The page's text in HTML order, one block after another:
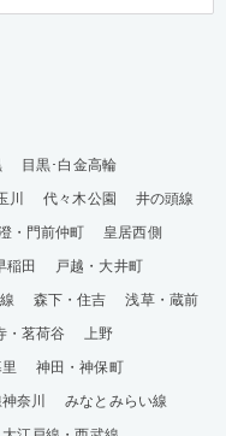
目黒･白金高輪
川 代々木公園
井の頭線
・門前仲町
皇居西側
稲田
戸越・大井町
森下・住吉
浅草・蔵前
・茗荷谷
上野
神田・神保町
奈川
みなとみらい線